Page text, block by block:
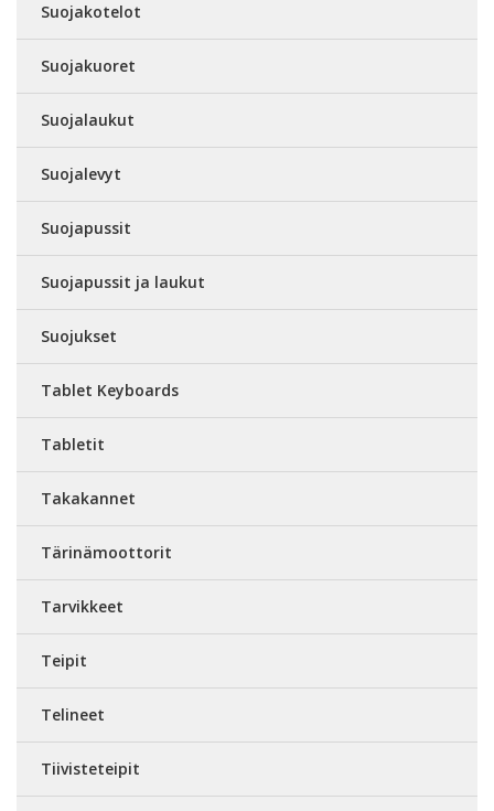
Suojakotelot
Suojakuoret
Suojalaukut
Suojalevyt
Suojapussit
Suojapussit ja laukut
Suojukset
Tablet Keyboards
Tabletit
Takakannet
Tärinämoottorit
Tarvikkeet
Teipit
Telineet
Tiivisteteipit